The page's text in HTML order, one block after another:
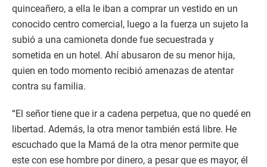
quinceañero, a ella le iban a comprar un vestido en un
conocido centro comercial, luego a la fuerza un sujeto la
subió a una camioneta donde fue secuestrada y
sometida en un hotel. Ahí abusaron de su menor hija,
quien en todo momento recibió amenazas de atentar
contra su familia.
“El señor tiene que ir a cadena perpetua, que no quedé en
libertad. Además, la otra menor también está libre. He
escuchado que la Mamá de la otra menor permite que
este con ese hombre por dinero, a pesar que es mayor, él